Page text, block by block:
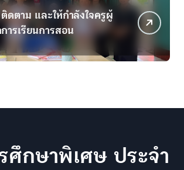
จครูผู้
มิติใหม่แห่งการฟื้นฟู!
เด็กพิเศษโดยใช้กระ
ศึกษาพิเศษ ประจำ